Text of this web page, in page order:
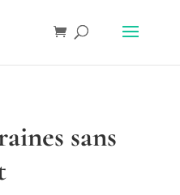
sans